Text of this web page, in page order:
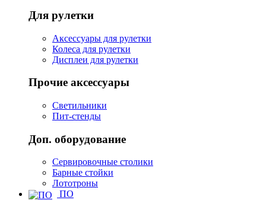
Для рулетки
Аксессуары для рулетки
Колеса для рулетки
Дисплеи для рулетки
Прочие аксессуары
Светильники
Пит-стенды
Доп. оборудование
Сервировочные столики
Барные стойки
Лототроны
ПО